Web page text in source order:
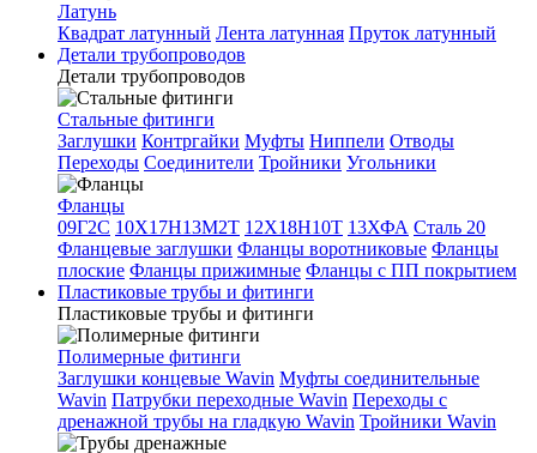
Латунь
Квадрат латунный Лента латунная Пруток латунный
Детали трубопроводов
Детали трубопроводов
Стальные фитинги
Заглушки Контргайки Муфты Ниппели Отводы
Переходы Соединители Тройники Угольники
Фланцы
09Г2С 10Х17Н13М2Т 12Х18Н10Т 13ХФА Сталь 20
Фланцевые заглушки Фланцы воротниковые Фланцы
плоские Фланцы прижимные Фланцы с ПП покрытием
Пластиковые трубы и фитинги
Пластиковые трубы и фитинги
Полимерные фитинги
Заглушки концевые Wavin Муфты соединительные
Wavin Патрубки переходные Wavin Переходы с
дренажной трубы на гладкую Wavin Тройники Wavin